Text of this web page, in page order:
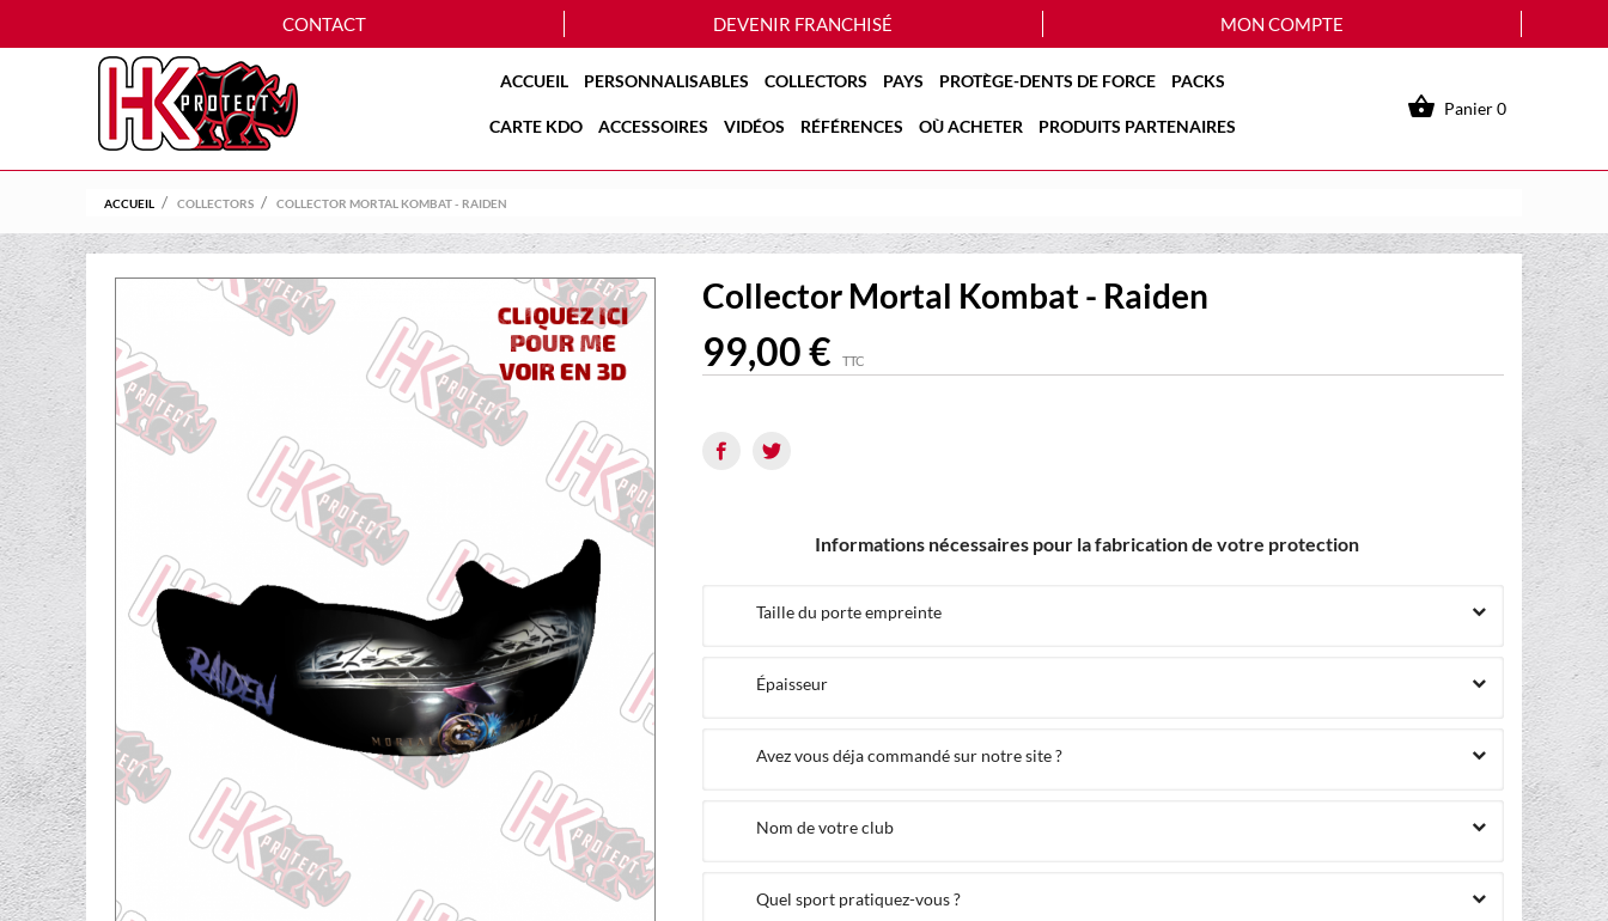
CONTACT DEVENIR FRANCHISÉ MON COMPTE
ACCUEIL PERSONNALISABLES COLLECTORS PAYS PROTÈGE-DENTS DE FORCE PACKS
CARTE KDO ACCESSOIRES VIDÉOS RÉFÉRENCES OÙ ACHETER PRODUITS PARTENAIRES
 Panier0
ACCUEIL COLLECTORS COLLECTOR MORTAL KOMBAT - RAIDEN
Collector Mortal Kombat - Raiden
99,00 € TTC
Informations nécessaires pour la fabrication de votre protection
Taille du porte empreinte
Épaisseur
Avez vous déja commandé sur notre site ?
Nom de votre club
Quel sport pratiquez-vous ?